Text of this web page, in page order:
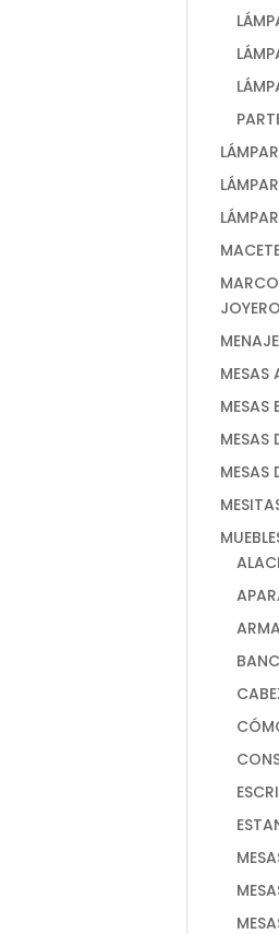
MENAJE
MESAS
MESAS
MESAS
MESAS